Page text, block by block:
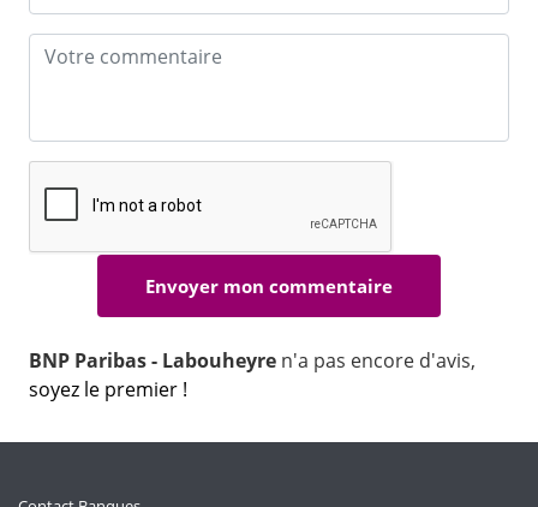
BNP Paribas - Labouheyre n'a pas encore d'avis,
soyez le premier !